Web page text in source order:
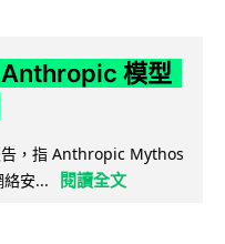
模型
，指 Anthropic Mythos
安...
閱讀全文